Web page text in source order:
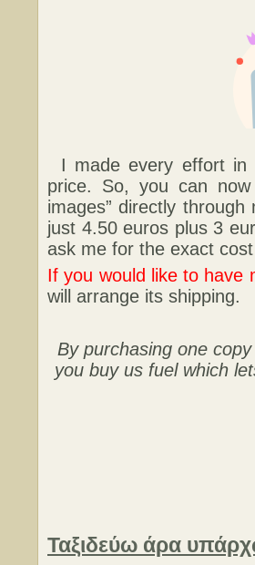
I made every effort in
price. So, you can
images” directly
just 4.50 euros plus 3
ask me for the exact
If you would like to have
will arrange its shipping.
By purchasing one
you buy us fuel which
Ταξιδεύω άρα